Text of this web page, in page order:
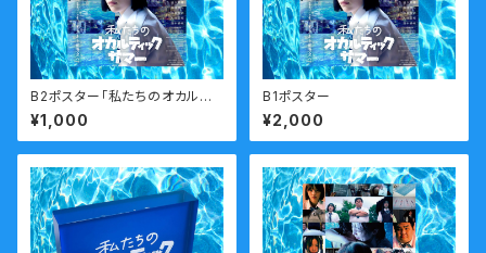
B2ポスター「私たちのオカルティ
ックサマー」
¥1,000
B1ポスター
¥2,000